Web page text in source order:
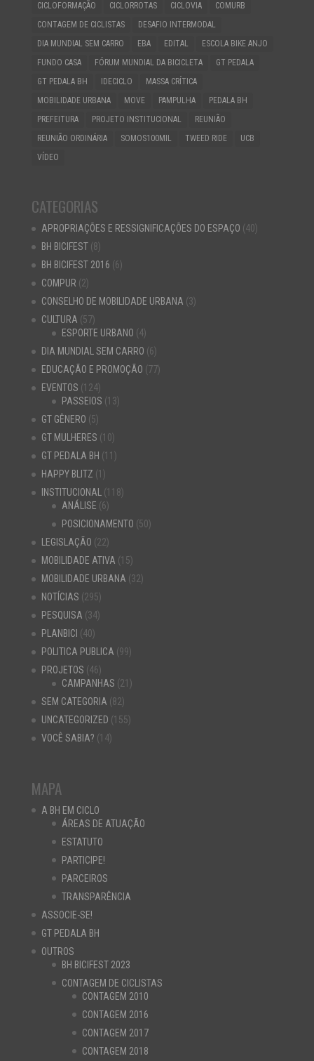
CICLOFORMAÇÃO
CICLORROTAS CICLOVIA
COMURB
CONTAGEM DE CICLISTAS
DESAFIO INTERMODAL
DIA MUNDIAL SEM CARRO
EBA EDITAL
ESCOLA BIKE ANJO
FUNDO CASA
FÓRUM MUNDIAL DA BICICLETA
GT PEDALA
GT PEDALA BH
IDECICLO
MASSA CRÍTICA
MOBILIDADE URBANA
MOVE PAMPULHA
PEDALA BH
PREFEITURA
PROJETO INSTITUCIONAL
REUNIÃO
REUNIÃO ORDINÁRIA
SOMOS100MIL TWEED RIDE
UCB
VÍDEO
CATEGORIAS
APROPRIAÇÕES E RESSIGNIFICAÇÕES DO ESPAÇO (40)
BH BICIFEST(8)
BH BICIFEST 2016 (6)
COMPUR (2)
CONSELHO DE MOBILIDADE URBANA (3)
CULTURA (57)
ESPORTE URBANO (4)
DIA MUNDIAL SEM CARRO (6)
EDUCAÇÃO E PROMOÇÃO (77)
EVENTOS (124)
PASSEIOS (13)
GT GÊNERO (5)
GT MULHERES (10)
GT PEDALA BH (11)
HAPPY BLITZ (1)
INSTITUCIONAL(118)
ANÁLISE (6)
POSICIONAMENTO (50)
LEGISLAÇÃO (22)
MOBILIDADE ATIVA (15)
MOBILIDADE URBANA (32)
NOTÍCIAS (295)
PESQUISA (34)
PLANBICI (40)
POLITICA PUBLICA (99)
PROJETOS (46)
CAMPANHAS (21)
SEM CATEGORIA (82)
UNCATEGORIZED (155)
VOCÊ SABIA? (14)
MAPA
A BH EM CICLO
ÁREAS DE ATUAÇÃO
ESTATUTO
PARTICIPE!
PARCEIROS
TRANSPARÊNCIA
ASSOCIE-SE!
GT PEDALA BH
OUTROS
BH BICIFEST 2023
CONTAGEM DE CICLISTAS
CONTAGEM 2010
CONTAGEM 2016
CONTAGEM 2017
CONTAGEM 2018